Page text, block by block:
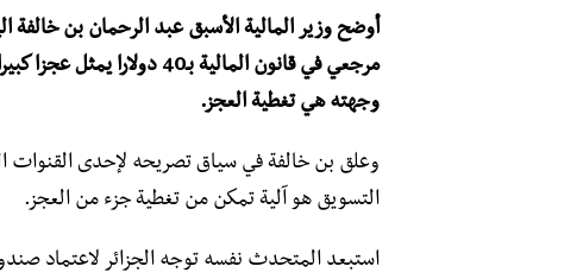
أوضح وزير المالية الأسبق عبد الرحمان بن خالفة
وجهته هي تغطية العجز.
وعلق بن خالفة في سياق تصريحه لإحدى القنوات
التسويق هو آلية تمكن من تغطية جزء من العجز.
استبعد المتحدث نفسه توجه الجزائر لاعتماد